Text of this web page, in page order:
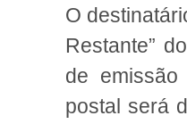
O
Restante”
de
postal será